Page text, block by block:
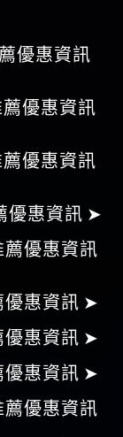
優惠資訊
優惠資訊
薦優惠資訊
優惠資訊 ➤
薦優惠資訊
優惠資訊 ➤
優惠資訊 ➤
優惠資訊 ➤
優惠資訊
惠資訊 ➤